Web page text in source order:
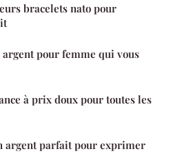
bracelets nato pour
pour femme qui vous
à prix doux pour toutes les
argent parfait pour exprimer